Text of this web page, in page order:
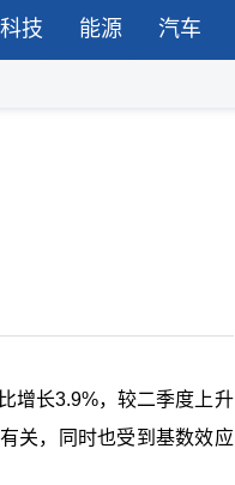
科技 能源 汽车
增长3.9%，较二季度上升
关，同时也受到基数效应